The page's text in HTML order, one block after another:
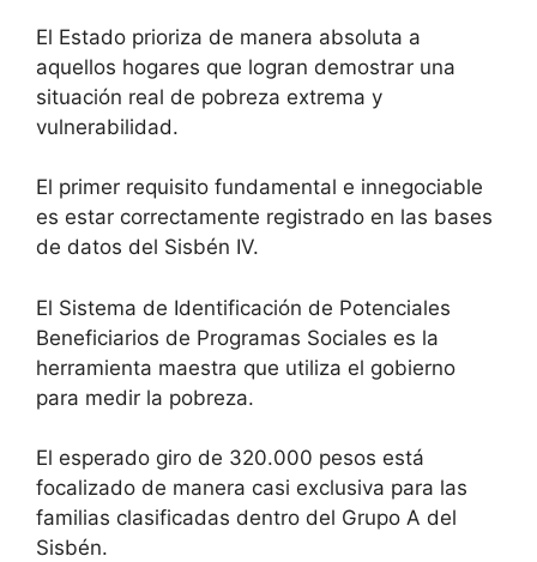
El Estado prioriza de manera absoluta a
aquellos hogares que logran demostrar una
situación real de pobreza extrema y
vulnerabilidad.
El primer requisito fundamental e innegociable
es estar correctamente registrado en las bases
de datos del Sisbén IV.
El Sistema de Identificación de Potenciales
Beneficiarios de Programas Sociales es la
herramienta maestra que utiliza el gobierno
para medir la pobreza.
El esperado giro de 320.000 pesos está
focalizado de manera casi exclusiva para las
familias clasificadas dentro del Grupo A del
Sisbén.